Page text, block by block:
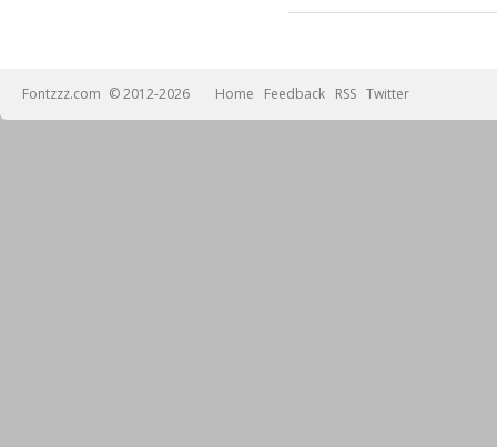
Fontzzz.com © 2012-2026 Home Feedback RSS Twitter